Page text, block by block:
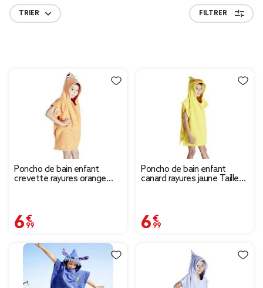
TRIER FILTRER
Poncho de bain enfant
crevette rayures orange
6,99 €
Poncho de bain enfant
canard rayures jaune Taille
6,99 €